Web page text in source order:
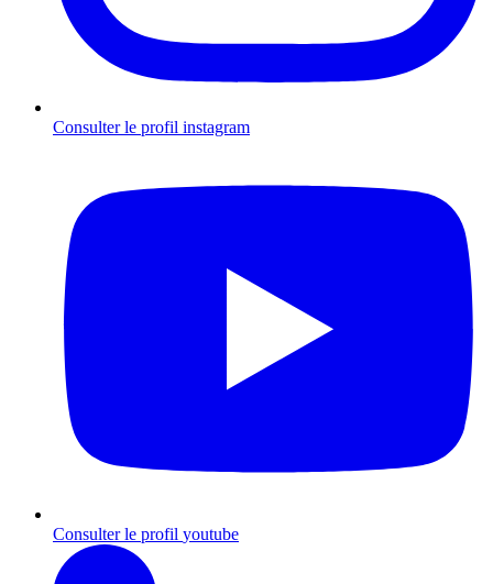
Consulter le profil instagram
Consulter le profil youtube